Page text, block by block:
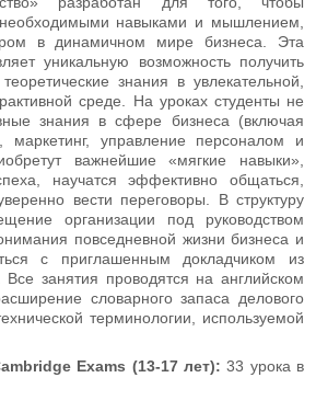
необходимыми навыками и мышлением,
в динамичном мире бизнеса. Эта
уникальную возможность получить
знания в увлекательной,
среде. На уроках студенты не
знания в сфере бизнеса (включая
маркетинг, управление персоналом и
важнейшие «мягкие навыки»,
научатся эффективно общаться,
вести переговоры. В структуру
организации под руководством
повседневной жизни бизнеса и
с приглашенным докладчиком из
Все занятия проводятся на английском
словарного запаса делового
терминологии, используемой
Exams (13-17 лет): 33 урока в